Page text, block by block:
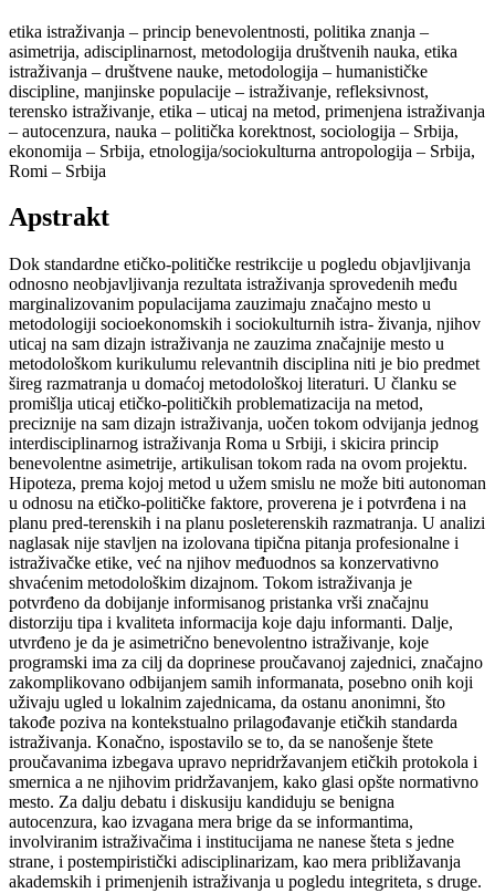
etika istraživanja – princip benevolentnosti, politika znanja –
asimetrija, adisciplinarnost, metodologija društvenih nauka, etika
istraživanja – društvene nauke, metodologija – humanističke
discipline, manjinske populacije – istraživanje, refleksivnost,
terensko istraživanje, etika – uticaj na metod, primenjena istraživanja
– autocenzura, nauka – politička korektnost, sociologija – Srbija,
ekonomija – Srbija, etnologija/sociokulturna antropologija – Srbija,
Romi – Srbija
Apstrakt
Dok standardne etičko-političke restrikcije u pogledu objavljivanja
odnosno neobjavljivanja rezultata istraživanja sprovedenih među
marginalizovanim populacijama zauzimaju značajno mesto u
metodologiji socioekonomskih i sociokulturnih istra- živanja, njihov
uticaj na sam dizajn istraživanja ne zauzima značajnije mesto u
metodološkom kurikulumu relevantnih disciplina niti je bio predmet
šireg razmatranja u domaćoj metodološkoj literaturi. U članku se
promišlja uticaj etičko-političkih problematizacija na metod,
preciznije na sam dizajn istraživanja, uočen tokom odvijanja jednog
interdisciplinarnog istraživanja Roma u Srbiji, i skicira princip
benevolentne asimetrije, artikulisan tokom rada na ovom projektu.
Hipoteza, prema kojoj metod u užem smislu ne može biti autonoman
u odnosu na etičko-političke faktore, proverena je i potvrđena i na
planu pred-terenskih i na planu posleterenskih razmatranja. U analizi
naglasak nije stavljen na izolovana tipična pitanja profesionalne i
istraživačke etike, već na njihov međuodnos sa konzervativno
shvaćenim metodološkim dizajnom. Tokom istraživanja je
potvrđeno da dobijanje informisanog pristanka vrši značajnu
distorziju tipa i kvaliteta informacija koje daju informanti. Dalje,
utvrđeno je da je asimetrično benevolentno istraživanje, koje
programski ima za cilj da doprinese proučavanoj zajednici, značajno
zakomplikovano odbijanjem samih informanata, posebno onih koji
uživaju ugled u lokalnim zajednicama, da ostanu anonimni, što
takođe poziva na kontekstualno prilagođavanje etičkih standarda
istraživanja. Konačno, ispostavilo se to, da se nanošenje štete
proučavanima izbegava upravo nepridržavanjem etičkih protokola i
smernica a ne njihovim pridržavanjem, kako glasi opšte normativno
mesto. Za dalju debatu i diskusiju kandiduju se benigna
autocenzura, kao izvagana mera brige da se informantima,
involviranim istraživačima i institucijama ne nanese šteta s jedne
strane, i postempiristički adisciplinarizam, kao mera približavanja
akademskih i primenjenih istraživanja u pogledu integriteta, s druge.